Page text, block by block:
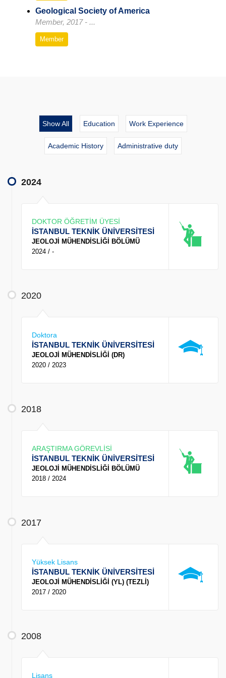
Geological Society of America
Member, 2017 - ...
Member
Show All Education Work Experience
Academic History Administrative duty
2024
DOKTOR ÖĞRETİM ÜYESİ
İSTANBUL TEKNİK ÜNİVERSİTESİ
JEOLOJİ MÜHENDİSLİĞİ BÖLÜMÜ
2024 / -
2020
Doktora
İSTANBUL TEKNİK ÜNİVERSİTESİ
JEOLOJİ MÜHENDİSLİĞİ (DR)
2020 / 2023
2018
ARAŞTIRMA GÖREVLİSİ
İSTANBUL TEKNİK ÜNİVERSİTESİ
JEOLOJİ MÜHENDİSLİĞİ BÖLÜMÜ
2018 / 2024
2017
Yüksek Lisans
İSTANBUL TEKNİK ÜNİVERSİTESİ
JEOLOJİ MÜHENDİSLİĞİ (YL) (TEZLİ)
2017 / 2020
2008
Lisans